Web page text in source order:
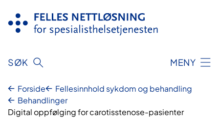
innhold
SØK MENY
Forside
Fellesinnhold sykdom og behandling
Behandlinger
Digital oppfølging for carotisstenose-pasienter